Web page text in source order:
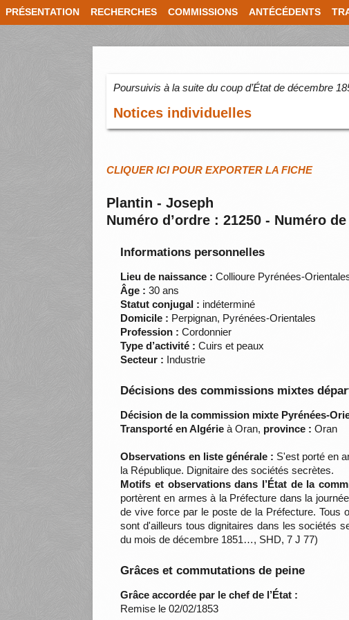
PRÉSENTATION RECHERCHES COMMISSIONS ANTÉCÉDENTS
Poursuivis à la suite du coup d’État de décembre
Notices individuelles
CLIQUER ICI POUR EXPORTER LA FICHE
Plantin - Joseph
Numéro d’ordre : 21250 - Numéro
Informations personnelles
Lieu de naissance : Collioure Pyrénées-
Âge : 30 ans
Statut conjugal : indéterminé
Domicile : Perpignan, Pyrénées-Orientales
Profession : Cordonnier
Type d’activité : Cuirs et peaux
Secteur : Industrie
Décisions des commissions mixtes
Décision de la commission mixte Pyrénées-
Transporté en Algérie à Oran, province : Oran
Observations en liste générale : S'est porté en
la République. Dignitaire des sociétés secrètes.
Motifs et observations dans l’État de la
portèrent en armes à la Préfecture dans la
de vive force par le poste de la Préfecture. Tous
sont d'ailleurs tous dignitaires dans les sociétés
du mois de décembre 1851…, SHD, 7 J 77)
Grâces et commutations de peine
Grâce accordée par le chef de l’État :
Remise le 02/02/1853